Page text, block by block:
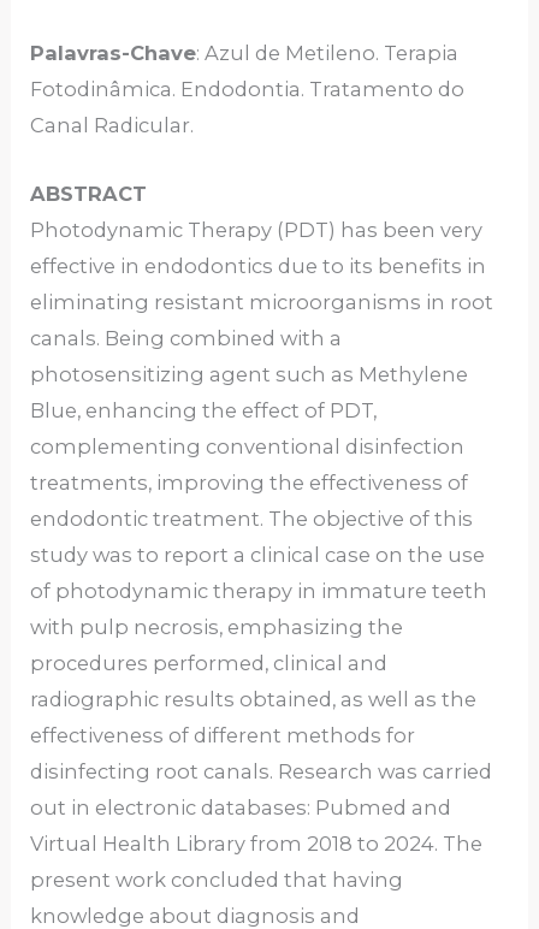
Palavras-Chave: Azul de Metileno. Terapia
Fotodinâmica. Endodontia. Tratamento do
Canal Radicular.
ABSTRACT
Photodynamic Therapy (PDT) has been very
effective in endodontics due to its benefits in
eliminating resistant microorganisms in root
canals. Being combined with a
photosensitizing agent such as Methylene
Blue, enhancing the effect of PDT,
complementing conventional disinfection
treatments, improving the effectiveness of
endodontic treatment. The objective of this
study was to report a clinical case on the use
of photodynamic therapy in immature teeth
with pulp necrosis, emphasizing the
procedures performed, clinical and
radiographic results obtained, as well as the
effectiveness of different methods for
disinfecting root canals. Research was carried
out in electronic databases: Pubmed and
Virtual Health Library from 2018 to 2024. The
present work concluded that having
knowledge about diagnosis and